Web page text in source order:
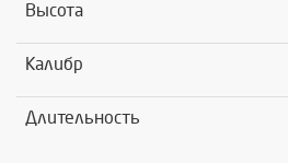
Высота
Калибр
Длительность